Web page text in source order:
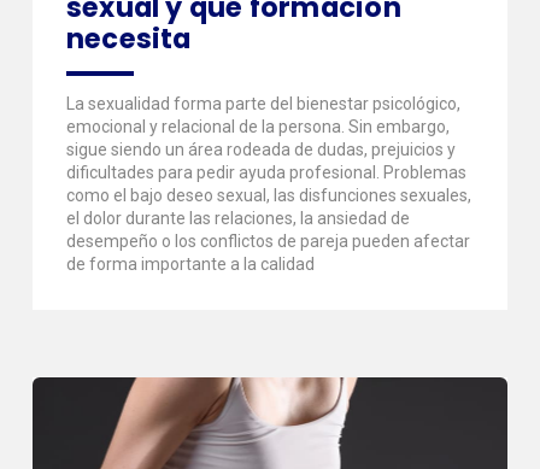
sexual y qué formación
necesita
La sexualidad forma parte del bienestar psicológico,
emocional y relacional de la persona. Sin embargo,
sigue siendo un área rodeada de dudas, prejuicios y
dificultades para pedir ayuda profesional. Problemas
como el bajo deseo sexual, las disfunciones sexuales,
el dolor durante las relaciones, la ansiedad de
desempeño o los conflictos de pareja pueden afectar
de forma importante a la calidad